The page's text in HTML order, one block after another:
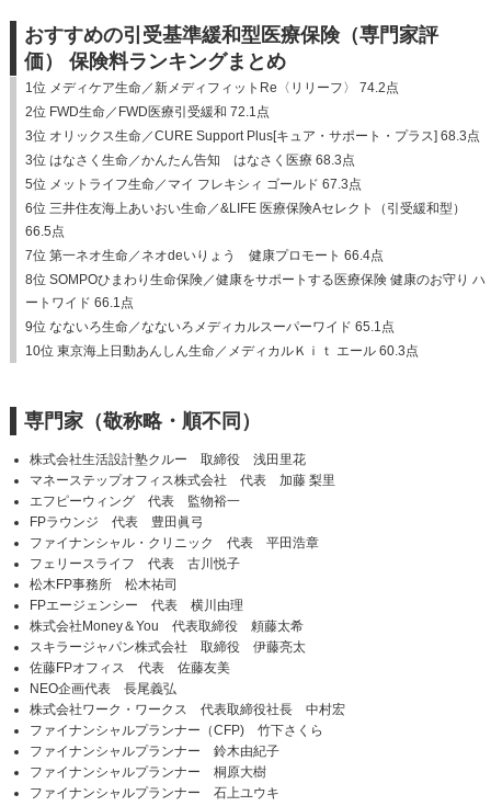
おすすめの引受基準緩和型医療保険（専門家評
価） 保険料ランキングまとめ
1位 メディケア生命／新メディフィットRe〈リリーフ〉 74.2点
2位 FWD生命／FWD医療引受緩和 72.1点
3位 オリックス生命／CURE Support Plus[キュア・サポート・プラス] 68.3点
3位 はなさく生命／かんたん告知 はなさく医療 68.3点
5位 メットライフ生命／マイ フレキシィ ゴールド 67.3点
6位 三井住友海上あいおい生命／&LIFE 医療保険Aセレクト（引受緩和型）
66.5点
7位 第一ネオ生命／ネオdeいりょう 健康プロモート 66.4点
8位 SOMPOひまわり生命保険／健康をサポートする医療保険 健康のお守り ハ
ートワイド 66.1点
9位 なないろ生命／なないろメディカルスーパーワイド 65.1点
10位 東京海上日動あんしん生命／メディカルＫｉｔ エール 60.3点
専門家（敬称略・順不同）
株式会社生活設計塾クルー 取締役 浅田里花
マネーステップオフィス株式会社 代表 加藤 梨里
エフピーウィング 代表 監物裕一
FPラウンジ 代表 豊田眞弓
ファイナンシャル・クリニック 代表 平田浩章
フェリースライフ 代表 古川悦子
松木FP事務所 松木祐司
FPエージェンシー 代表 横川由理
株式会社Money＆You 代表取締役 頼藤太希
スキラージャパン株式会社 取締役 伊藤亮太
佐藤FPオフィス 代表 佐藤友美
NEO企画代表 長尾義弘
株式会社ワーク・ワークス 代表取締役社長 中村宏
ファイナンシャルプランナー（CFP) 竹下さくら
ファイナンシャルプランナー 鈴木由紀子
ファイナンシャルプランナー 桐原大樹
ファイナンシャルプランナー 石上ユウキ